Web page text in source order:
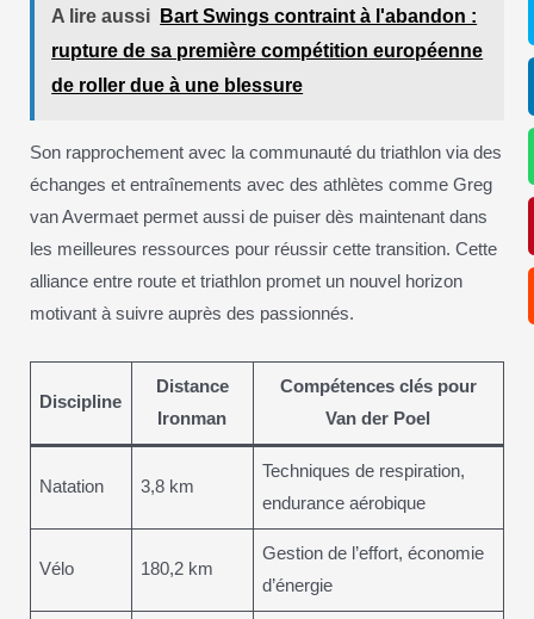
A lire aussi
Bart Swings contraint à l'abandon :
rupture de sa première compétition européenne
de roller due à une blessure
Son rapprochement avec la communauté du triathlon via des
échanges et entraînements avec des athlètes comme Greg
van Avermaet permet aussi de puiser dès maintenant dans
les meilleures ressources pour réussir cette transition. Cette
alliance entre route et triathlon promet un nouvel horizon
motivant à suivre auprès des passionnés.
Discipline
Distance
Ironman
Compétences clés pour
Van der Poel
Natation 3,8 km
Techniques de respiration,
endurance aérobique
Vélo 180,2 km
Gestion de l’effort, économie
d’énergie